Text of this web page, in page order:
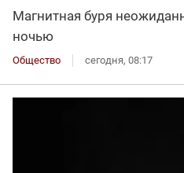
Магнитная буря
ночью
Общество сегодня, 08:17